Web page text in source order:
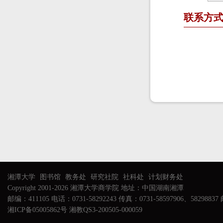
联系方式
湘潭大学 图书馆 教务处 研究社院 社科处
计划财务处
Copyright 2001-2026 湘潭大学商学院 地址：中国湖南湘潭
邮编：411105 电话：0731-58292243 传真：0731-58597906、58298837
湘ICP备05005862号 湘教QS3-200505-000059